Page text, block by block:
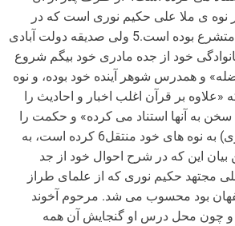
ی ملا علی حکیم نوری است که در
روزگار خود اول حکیم متشرع بوده است.5 ولی صدیقه دولت آبادی
خود از جده مادری خود بیگم شروع
و همدرس شوهر آینده خود بوده، و نوه
«علاوه بر قرآن اغلب اخبار و احادیث را
به آنها استناد می کرده» و حکمت را
از پدر خود (ملاعلی نوری) به نوه های خود منتقل6 کرده است، به
وی ضمن بیان این که در شرح احوال خود از جد
مجتهد حکیم نوری که از علمای طراز
بود محسوب می شد. مرحوم آخوند
و چون محل درس او گنجایش آن همه